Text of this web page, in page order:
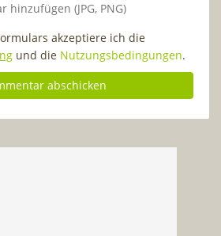
hinzufügen (JPG, PNG)
akzeptiere ich die
und die Nutzungsbedingungen.